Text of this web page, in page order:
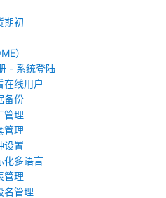
期初
）
- 系统登陆
在线用户
备份
管理
管理
设置
化多语言
管理
名管理